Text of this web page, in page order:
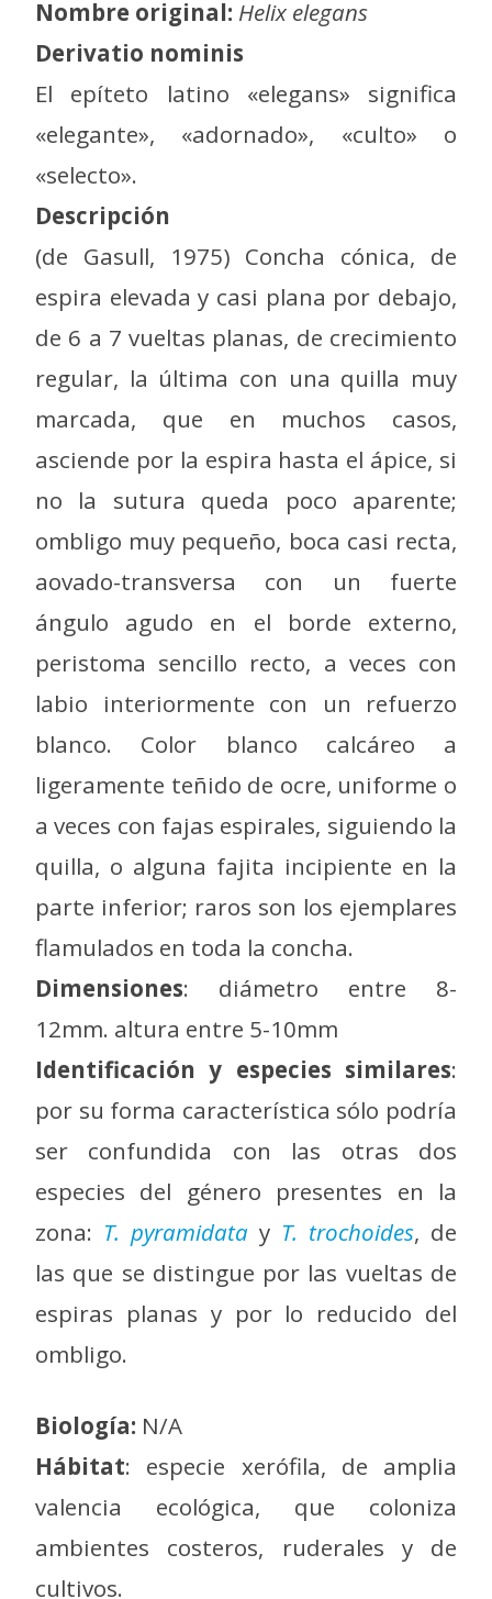
Nombre original: Helix elegans
Derivatio nominis
El epíteto latino «elegans» significa
«elegante», «adornado», «culto» o
«selecto».
Descripción
(de Gasull, 1975) Concha cónica, de
espira elevada y casi plana por debajo,
de 6 a 7 vueltas planas, de crecimiento
regular, la última con una quilla muy
marcada, que en muchos casos,
asciende por la espira hasta el ápice, si
no la sutura queda poco aparente;
ombligo muy pequeño, boca casi recta,
aovado-transversa con un fuerte
ángulo agudo en el borde externo,
peristoma sencillo recto, a veces con
labio interiormente con un refuerzo
blanco. Color blanco calcáreo a
ligeramente teñido de ocre, uniforme o
a veces con fajas espirales, siguiendo la
quilla, o alguna fajita incipiente en la
parte inferior; raros son los ejemplares
flamulados en toda la concha.
Dimensiones: diámetro entre 8-
12mm. altura entre 5-10mm
Identificación y especies similares:
por su forma característica sólo podría
ser confundida con las otras dos
especies del género presentes en la
zona: T. pyramidata y T. trochoides, de
las que se distingue por las vueltas de
espiras planas y por lo reducido del
ombligo.
Biología: N/A
Hábitat: especie xerófila, de amplia
valencia ecológica, que coloniza
ambientes costeros, ruderales y de
cultivos.